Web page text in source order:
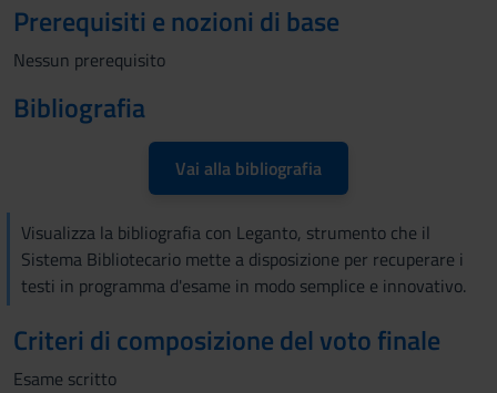
Prerequisiti e nozioni di base
Nessun prerequisito
Bibliografia
Vai alla bibliografia
Visualizza la bibliografia con Leganto, strumento che il
Sistema Bibliotecario mette a disposizione per recuperare i
testi in programma d'esame in modo semplice e innovativo.
Criteri di composizione del voto finale
Esame scritto